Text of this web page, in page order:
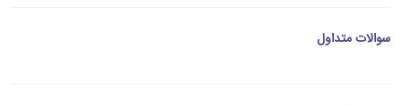
سوالات متداول